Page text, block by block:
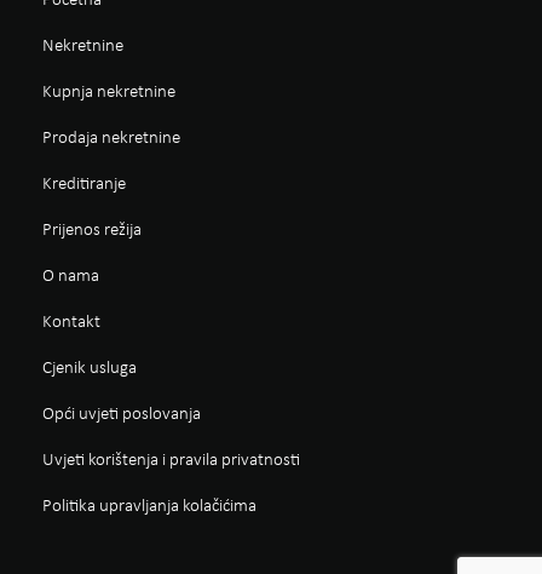
Nekretnine
Kupnja nekretnine
Prodaja nekretnine
Kreditiranje
Prijenos režija
O nama
Kontakt
Cjenik usluga
Opći uvjeti poslovanja
Uvjeti korištenja i pravila privatnosti
Politika upravljanja kolačićima